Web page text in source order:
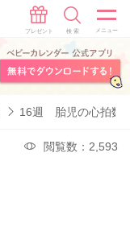
16週 胎児の心拍数
閲覧数：2,593